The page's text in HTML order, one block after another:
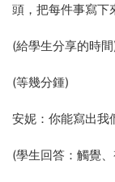
頭，把每件事寫下
(給學生分享的時
(等幾分鍾)
安妮：你能寫出我
(學生回答：觸覺